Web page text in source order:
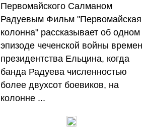
Первомайского Салманом
Радуевым Фильм "Первомайская
колонна" рассказывает об одном
эпизоде чеченской войны времен
президентства Ельцина, когда
банда Радуева численностью
более двухсот боевиков, на
колонне ...